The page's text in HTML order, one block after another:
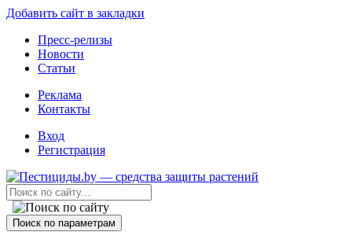
Добавить сайт в закладки
Пресс-релизы
Новости
Статьи
Реклама
Контакты
Вход
Регистрация
Поиск по параметрам